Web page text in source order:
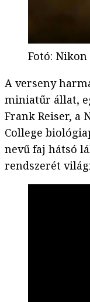
Fotó: Nikon
A verseny
miniatűr állat,
Frank Reiser, a
College
nevű faj hátsó
rendszerét